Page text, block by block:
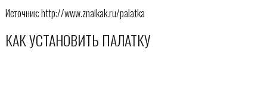
Источник: http://www.znaikak.ru/palatka
КАК УСТАНОВИТЬ ПАЛАТКУ